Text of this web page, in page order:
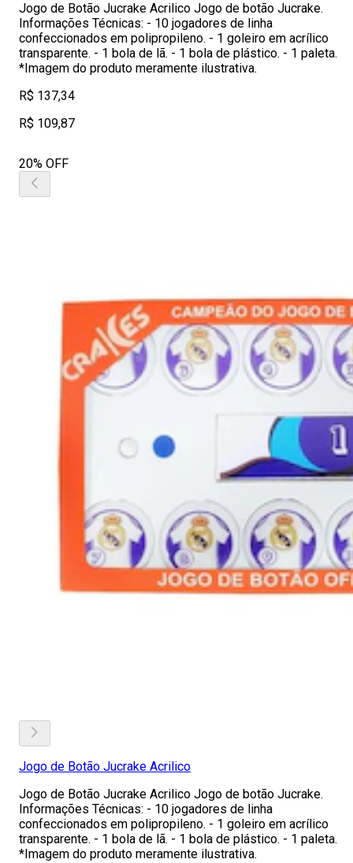
Jogo de Botão Jucrake Acrilico Jogo de botão Jucrake.
Informações Técnicas: - 10 jogadores de linha
confeccionados em polipropileno. - 1 goleiro em acrílico
transparente. - 1 bola de lã. - 1 bola de plástico. - 1 paleta.
*Imagem do produto meramente ilustrativa.
R$ 137,34
R$ 109,87
20% OFF
Jogo de Botão Jucrake Acrilico
Jogo de Botão Jucrake Acrilico Jogo de botão Jucrake.
Informações Técnicas: - 10 jogadores de linha
confeccionados em polipropileno. - 1 goleiro em acrílico
transparente. - 1 bola de lã. - 1 bola de plástico. - 1 paleta.
*Imagem do produto meramente ilustrativa.